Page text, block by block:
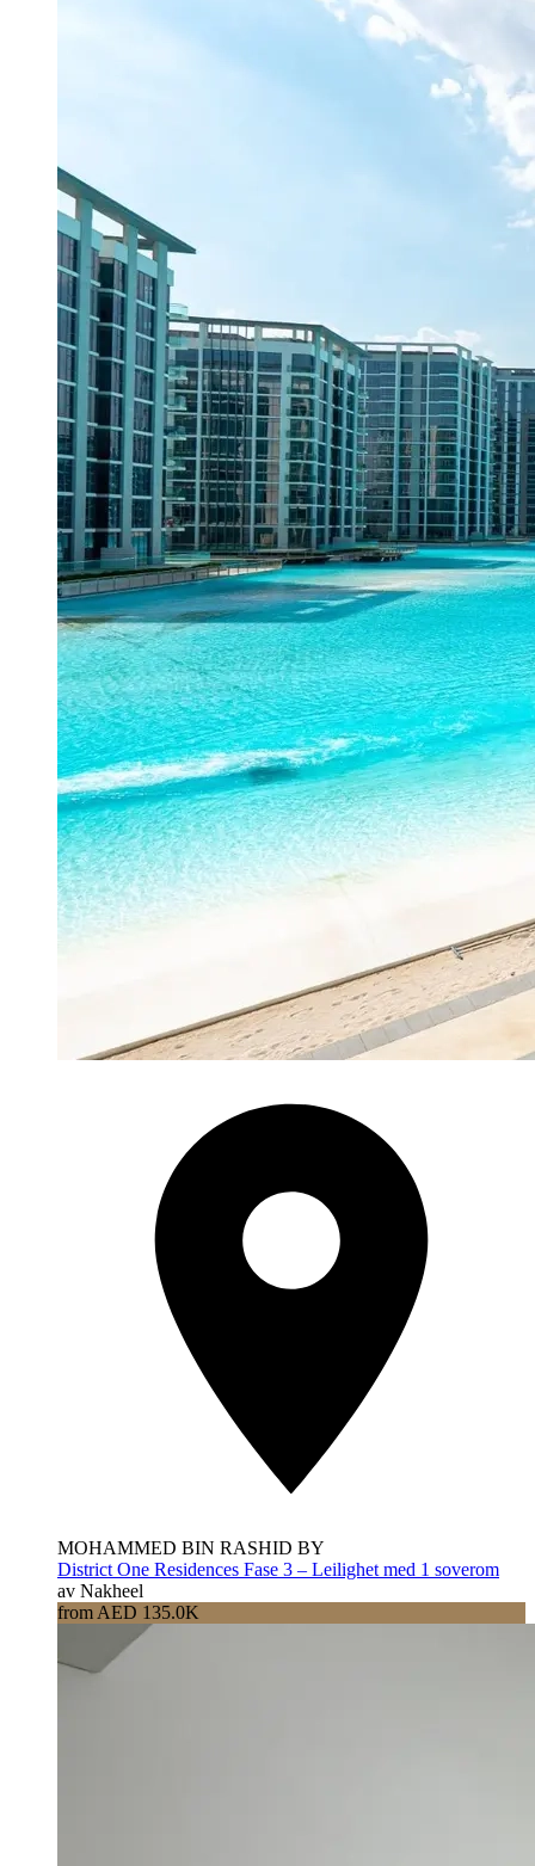
MOHAMMED BIN RASHID BY
District One Residences Fase 3 – Leilighet med 1 soverom
av Nakheel
from AED 135.0K